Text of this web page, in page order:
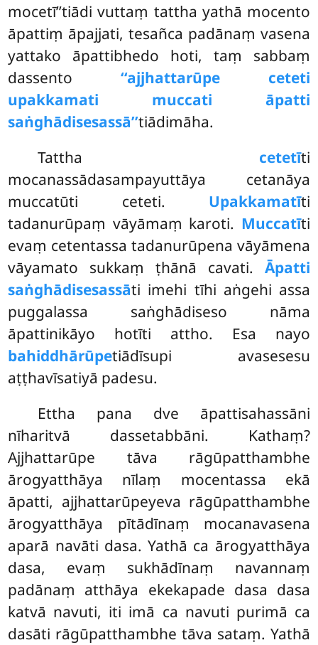
mocetī’’tiādi vuttaṃ tattha yathā mocento
āpattiṃ āpajjati, tesañca padānaṃ vasena
yattako āpattibhedo hoti, taṃ sabbaṃ
dassento ‘‘ajjhattarūpe ceteti
upakkamati muccati āpatti
saṅghādisesassā’’tiādimāha.
Tattha cetetīti
mocanassādasampayuttāya cetanāya
muccatūti ceteti. Upakkamatīti
tadanurūpaṃ vāyāmaṃ karoti. Muccatīti
evaṃ cetentassa tadanurūpena vāyāmena
vāyamato sukkaṃ ṭhānā cavati. Āpatti
saṅghādisesassāti imehi tīhi aṅgehi assa
puggalassa saṅghādiseso nāma
āpattinikāyo hotīti attho. Esa nayo
bahiddhārūpetiādīsupi avasesesu
aṭṭhavīsatiyā padesu.
Ettha pana dve āpattisahassāni
nīharitvā dassetabbāni. Kathaṃ?
Ajjhattarūpe tāva rāgūpatthambhe
ārogyatthāya nīlaṃ mocentassa ekā
āpatti, ajjhattarūpeyeva rāgūpatthambhe
ārogyatthāya pītādīnaṃ mocanavasena
aparā navāti dasa. Yathā ca ārogyatthāya
dasa, evaṃ sukhādīnaṃ navannaṃ
padānaṃ atthāya ekekapade dasa dasa
katvā navuti, iti imā ca navuti purimā ca
dasāti rāgūpatthambhe tāva sataṃ. Yathā